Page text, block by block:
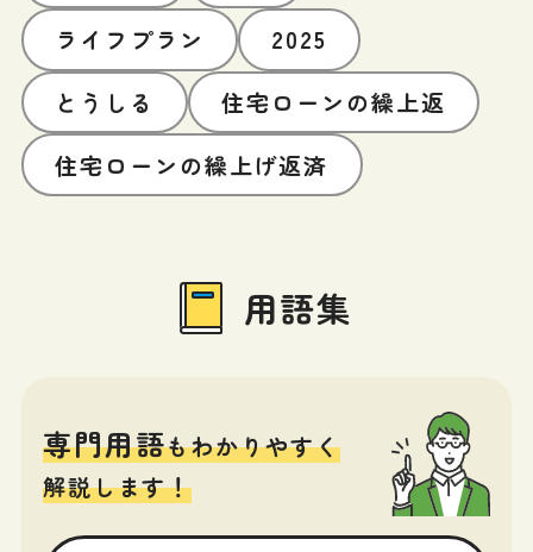
ライフプラン
2025
とうしる
住宅ローンの繰上返
住宅ローンの繰上げ返済
用語集
専門用語もわかりやすく
解説します！